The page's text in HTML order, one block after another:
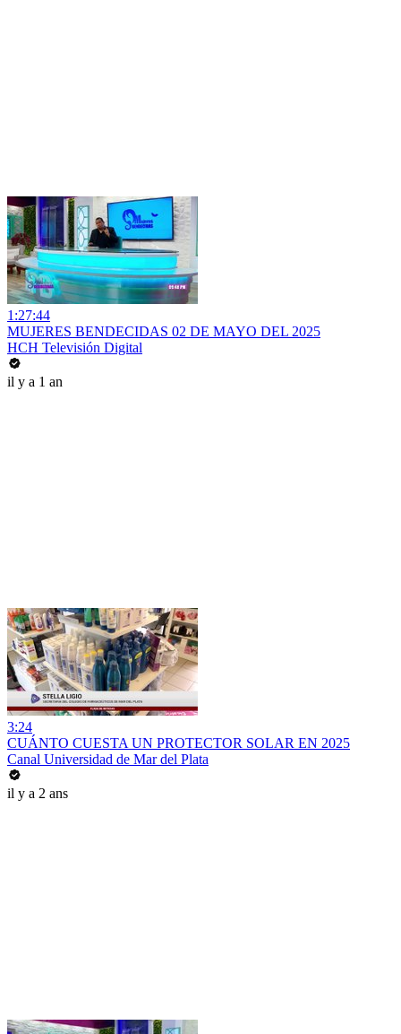
1:27:44
MUJERES BENDECIDAS 02 DE MAYO DEL 2025
HCH Televisión Digital
il y a 1 an
3:24
CUÁNTO CUESTA UN PROTECTOR SOLAR EN 2025
Canal Universidad de Mar del Plata
il y a 2 ans